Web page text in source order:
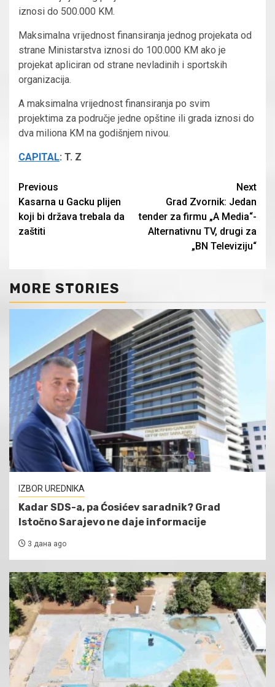
iznosi do 500.000 KM.
Maksimalna vrijednost finansiranja jednog projekata od
strane Ministarstva iznosi do 100.000 KM ako je
projekat apliciran od strane nevladinih i sportskih
organizacija.
A maksimalna vrijednost finansiranja po svim
projektima za područje jedne opštine ili grada iznosi do
dva miliona KM na godišnjem nivou.
CAPITAL: T. Z
Continue
Reading
Previous
Kasarna u Gacku plijen
koji bi država trebala da
zaštiti
Next
Grad Zvornik: Jedan
tender za firmu „A Media“-
Alternativnu TV, drugi za
„BN Televiziju“
MORE STORIES
IZBOR UREDNIKA
Kadar SDS-a, pa Ćosićev saradnik? Grad
Istočno Sarajevo ne daje informacije
3 дана ago